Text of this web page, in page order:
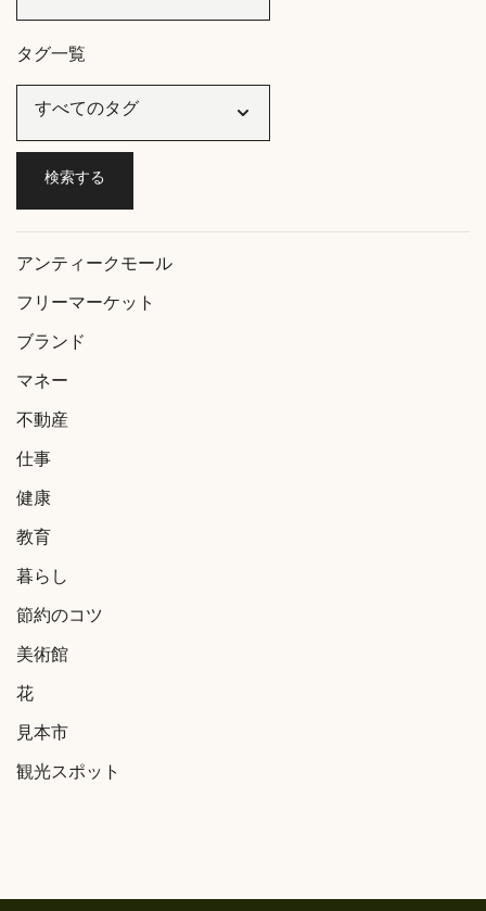
タグ一覧
アンティークモール
フリーマーケット
ブランド
マネー
不動産
仕事
健康
教育
暮らし
節約のコツ
美術館
花
見本市
観光スポット